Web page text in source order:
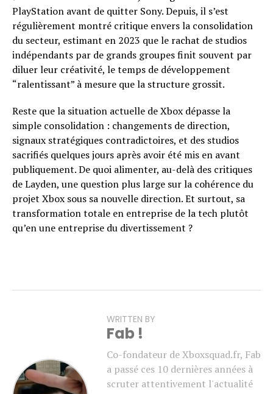
PlayStation avant de quitter Sony. Depuis, il s’est
régulièrement montré critique envers la consolidation
du secteur, estimant en 2023 que le rachat de studios
indépendants par de grands groupes finit souvent par
diluer leur créativité, le temps de développement
“ralentissant” à mesure que la structure grossit.
Reste que la situation actuelle de Xbox dépasse la
simple consolidation : changements de direction,
signaux stratégiques contradictoires, et des studios
sacrifiés quelques jours après avoir été mis en avant
publiquement. De quoi alimenter, au-delà des critiques
de Layden, une question plus large sur la cohérence du
projet Xbox sous sa nouvelle direction. Et surtout, sa
transformation totale en entreprise de la tech plutôt
qu’en une entreprise du divertissement ?
WRITTEN BY
Fab !
Co-fondateur de Xboxsquad.fr, Fab
a passé ces 10 dernières années à
scruter attentivement l'actualité